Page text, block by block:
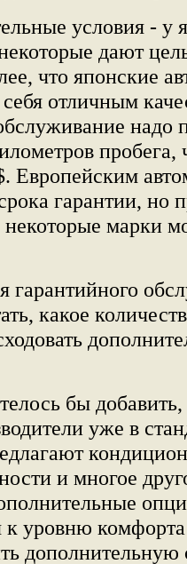
условия - у
дают
что японские
отличным
надо
пробега,
Европейским
гарантии, но
марки
гарантийного
какое
бы
уже в
и многое
уровню
дополнительную